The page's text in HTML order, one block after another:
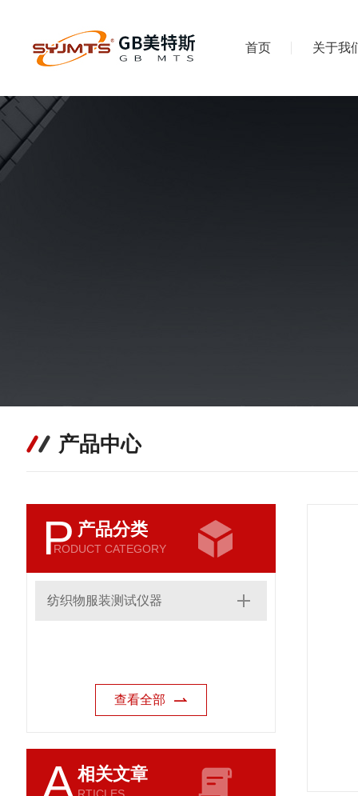
首页 关于我
产品中心
P 产品分类
RODUCT CATEGORY
纺织物服装测试仪器
查看全部
A相关文章